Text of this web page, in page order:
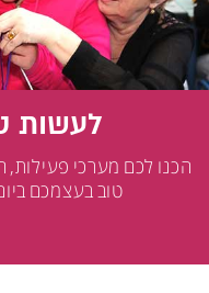
לעשות
הכנו לכם מערכי פעילות,
טוב בעצמכם